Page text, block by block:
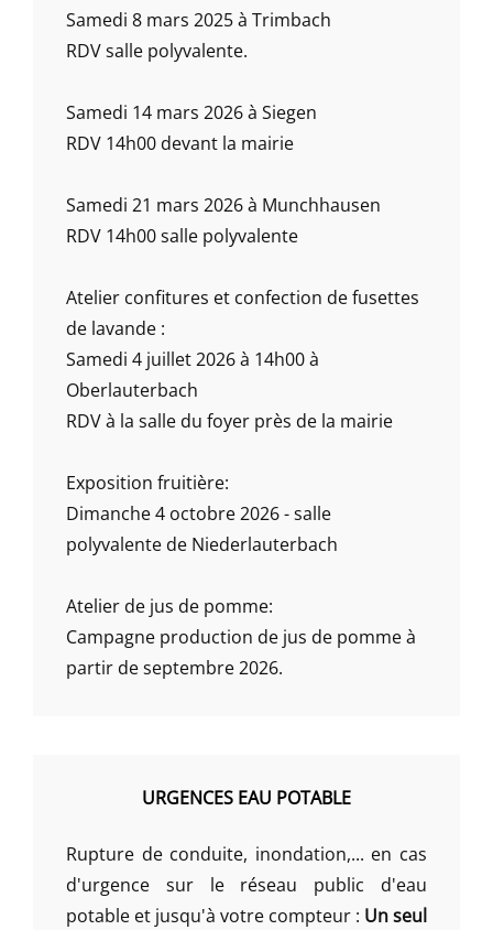
Samedi 8 mars 2025 à Trimbach
RDV salle polyvalente.
Samedi 14 mars 2026 à Siegen
RDV 14h00 devant la mairie
Samedi 21 mars 2026 à Munchhausen
RDV 14h00 salle polyvalente
Atelier confitures et confection de fusettes
de lavande :
Samedi 4 juillet 2026 à 14h00 à
Oberlauterbach
RDV à la salle du foyer près de la mairie
Exposition fruitière:
Dimanche 4 octobre 2026 - salle
polyvalente de Niederlauterbach
Atelier de jus de pomme:
Campagne production de jus de pomme à
partir de septembre 2026.
URGENCES EAU POTABLE
Rupture de conduite, inondation,... en cas
d'urgence sur le réseau public d'eau
potable et jusqu'à votre compteur : Un seul